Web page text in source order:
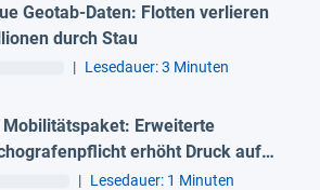
Geotab-Daten: Flotten verlieren
durch Stau
| Lesedauer: 3 Minuten
Mobilitätspaket: Erweiterte
erhöht Druck auf
| Lesedauer: 1 Minuten